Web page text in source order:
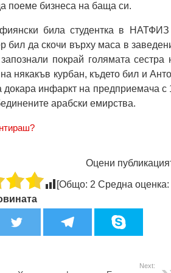
поеме бизнеса на баща си.
била студентка в
бил да скочи върху маса в
покрай голямата сестра
някакъв курбан, където бил и
докара инфаркт на предприемача с
арабски емирства.
Оцени
[Общо: 2 Средна оценка:
Next: